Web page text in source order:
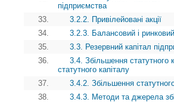
підприємства
33.
3.2.2. Привілейовані акції
34.
3.2.3. Балансовий і
35.
3.3. Резервний капітал
36.
3.4. Збільшення статутного
статутного капіталу
37.
3.4.2. Збільшення
38.
3.4.3. Методи та джерела